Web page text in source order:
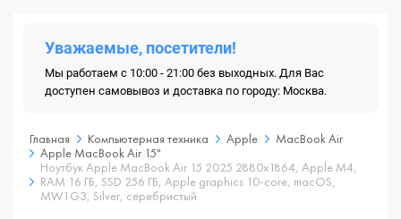
Уважаемые, посетители!
Мы работаем с 10:00 - 21:00 без выходных. Для Вас
доступен самовывоз и доставка по городу: Москва.
Главная Компьютерная техника Apple
MacBook Air
Apple MacBook Air 15"
Ноутбук Apple MacBook Air 15 2025 2880x1864, Apple M4,
RAM 16 ГБ, SSD 256 ГБ, Apple graphics 10-core, macOS,
MW1G3, Silver, серебристый